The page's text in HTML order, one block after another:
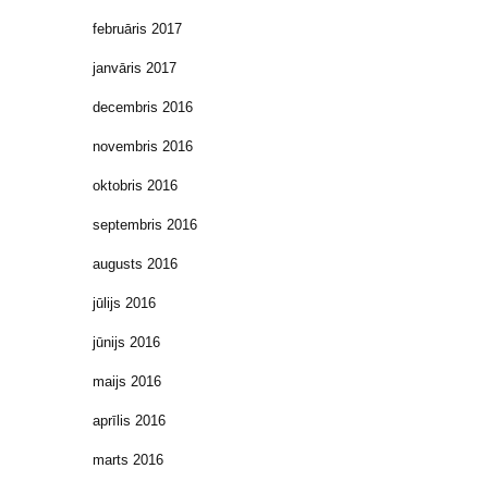
februāris 2017
janvāris 2017
decembris 2016
novembris 2016
oktobris 2016
septembris 2016
augusts 2016
jūlijs 2016
jūnijs 2016
maijs 2016
aprīlis 2016
marts 2016